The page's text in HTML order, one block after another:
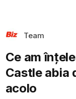
Team
Ce am
Castle abia
acolo